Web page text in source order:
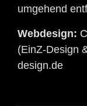
umgehend
Webdesign:
(EinZ-Design
design.de